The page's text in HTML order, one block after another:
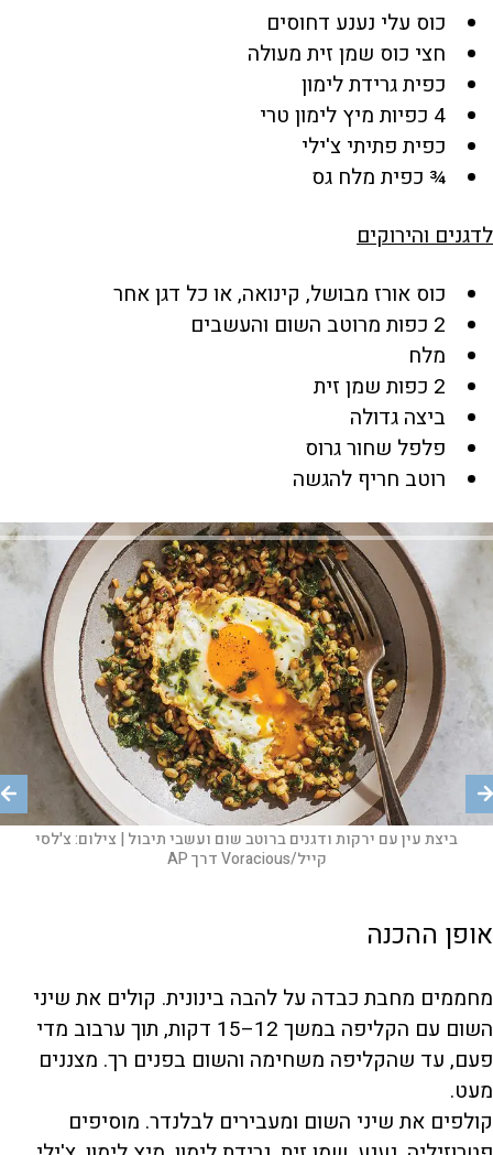
כוס עלי נענע דחוסים
חצי כוס שמן זית מעולה
כפית גרידת לימון
4 כפיות מיץ לימון טרי
כפית פתיתי צ'ילי
¾ כפית מלח גס
לדגנים והירוקים
כוס אורז מבושל, קינואה, או כל דגן אחר
2 כפות מרוטב השום והעשבים
מלח
2 כפות שמן זית
ביצה גדולה
פלפל שחור גרוס
רוטב חריף להגשה
ביצת עין עם ירקות ודגנים ברוטב שום ועשבי תיבול | צילום:צ'לסי
קייל/Voracious דרך AP
ביצת עין עם ירקות ודגנים ברוטב שום ועשבי תיבול | צילום:צ'לסי
קייל/Voracious דרך AP
אופן ההכנה
מחממים מחבת כבדה על להבה בינונית. קולים את שיני
השום עם הקליפה במשך 12–15 דקות, תוך ערבוב מדי
פעם, עד שהקליפה משחימה והשום בפנים רך. מצננים
מעט.
קולפים את שיני השום ומעבירים לבלנדר. מוסיפים